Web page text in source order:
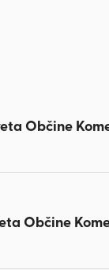
Občine
Občine